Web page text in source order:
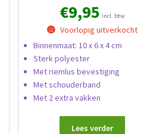
€9,95 incl. btw
Voorlopig uitverkocht
Binnenmaat: 10 x 6 x 4 cm
Sterk polyester
Met riemlus bevestiging
Met schouderband
Met 2 extra vakken
Lees verder